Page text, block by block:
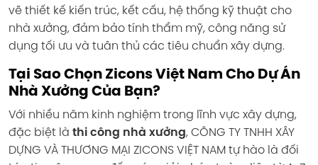
vẽ thiết kế kiến trúc, kết cấu, hệ thống kỹ thuật cho
nhà xưởng, đảm bảo tính thẩm mỹ, công năng sử
dụng tối ưu và tuân thủ các tiêu chuẩn xây dựng.
Tại Sao Chọn Zicons Việt Nam Cho Dự Án
Nhà Xưởng Của Bạn?
Với nhiều năm kinh nghiệm trong lĩnh vực xây dựng,
đặc biệt là thi công nhà xưởng, CÔNG TY TNHH XÂY
DỰNG VÀ THƯƠNG MẠI ZICONS VIỆT NAM tự hào là đối